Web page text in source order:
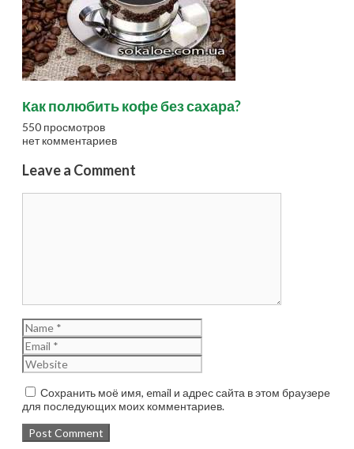
Как полюбить кофе без сахара?
550 просмотров
нет комментариев
Leave a Comment
Сохранить моё имя, email и адрес сайта в этом браузере
для последующих моих комментариев.